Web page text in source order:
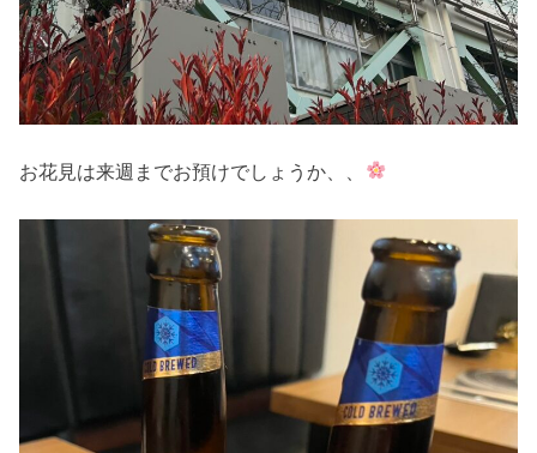
お花見は来週までお預けでしょうか、、